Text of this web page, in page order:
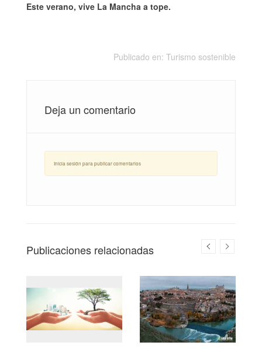
Este verano, vive La Mancha a tope.
Publicado en: Turismo sostenible
Deja un comentario
Inicia sesión para publicar comentarios
Publicaciones relacionadas